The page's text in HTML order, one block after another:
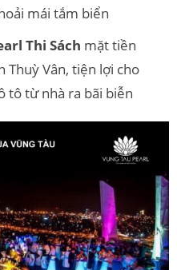
mái tắm biển
Thi Sách mặt tiền
Thuỳ Vân, tiện lợi cho
tô từ nhà ra bãi biễn